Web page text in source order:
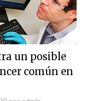
un posible
común en